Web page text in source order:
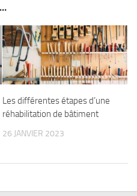
Les différentes étapes d’une
réhabilitation de bâtiment
26 JANVIER 2023